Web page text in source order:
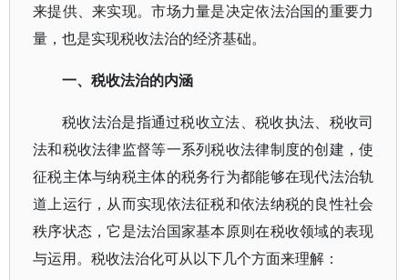
来提供、来实现。市场力量是决定依法治国的重要力
量，也是实现税收法治的经济基础。
一、税收法治的内涵
税收法治是指通过税收立法、税收执法、税收司
法和税收法律监督等一系列税收法律制度的创建，使
征税主体与纳税主体的税务行为都能够在现代法治轨
道上运行，从而实现依法征税和依法纳税的良性社会
秩序状态，它是法治国家基本原则在税收领域的表现
与运用。税收法治化可从以下几个方面来理解：